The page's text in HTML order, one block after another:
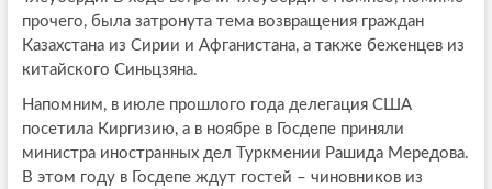
прочего, была затронута тема возвращения граждан
Казахстана из Сирии и Афганистана, а также беженцев из
китайского Синьцзяна.
Напомним, в июле прошлого года делегация США
посетила Киргизию, а в ноябре в Госдепе приняли
министра иностранных дел Туркмении Рашида Мередова.
В этом году в Госдепе ждут гостей – чиновников из